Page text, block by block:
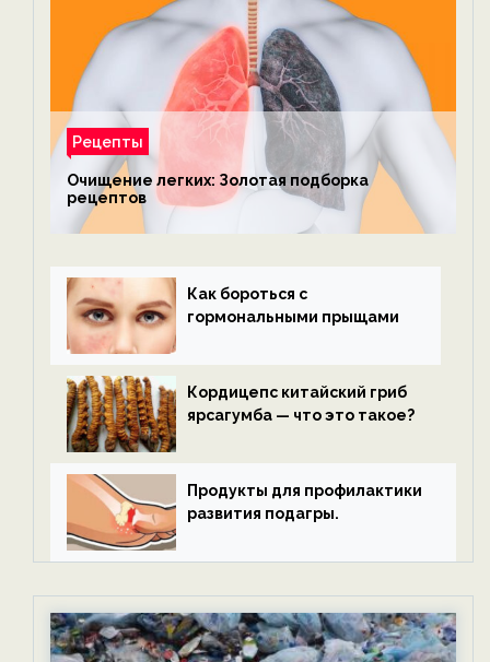
Рецепты
Очищение легких: Золотая подборка
рецептов
Как бороться с
гормональными прыщами
Кордицепс китайский гриб
ярсагумба — что это такое?
Продукты для профилактики
развития подагры.